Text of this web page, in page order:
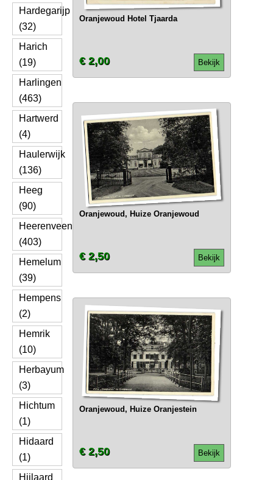
Hardegarijp
(32)
Harich
(19)
Harlingen
(463)
Hartwerd
(4)
Haulerwijk
(136)
Heeg
(90)
Heerenveen
(403)
Hemelum
(39)
Hempens
(2)
Hemrik
(10)
Herbayum
(3)
Hichtum
(1)
Hidaard
(1)
Hijlaard
Oranjewoud Hotel Tjaarda
Bekijk
€ 2,00
Oranjewoud, Huize Oranjewoud
Bekijk
€ 2,50
Oranjewoud, Huize Oranjestein
Bekijk
€ 2,50